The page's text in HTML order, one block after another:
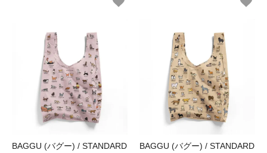
BAGGU (バグー) / STANDARD
BAGGU (バグー) / STANDARD